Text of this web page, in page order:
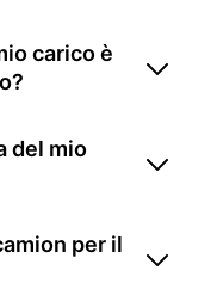
carico è
del mio
per il